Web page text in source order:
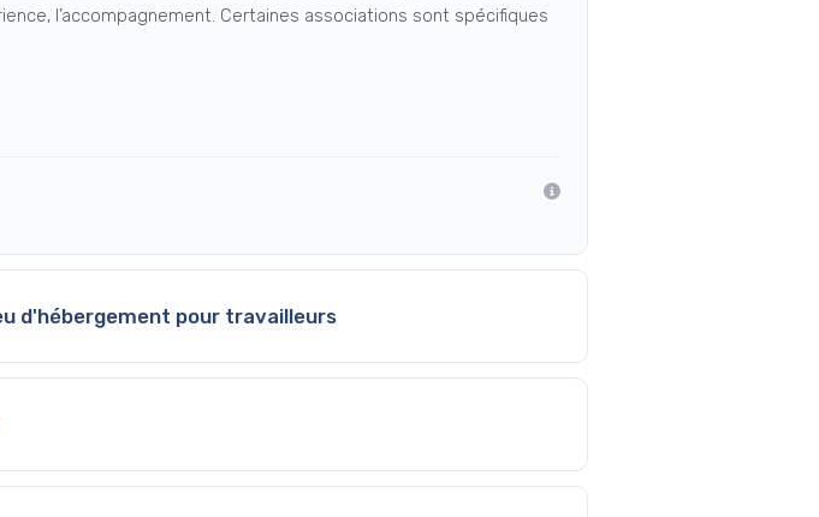
l’accompagnement. Certaines associations sont spécifiques
d'hébergement pour travailleurs